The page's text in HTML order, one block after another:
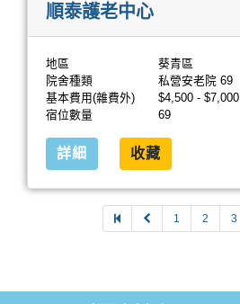
順泰護老中心
地區
葵青區
院舍種類
私營安老院 69
基本費用(雜費外)
$4,500 - $7,000
宿位數量
69
詳細 收藏
1 2 3